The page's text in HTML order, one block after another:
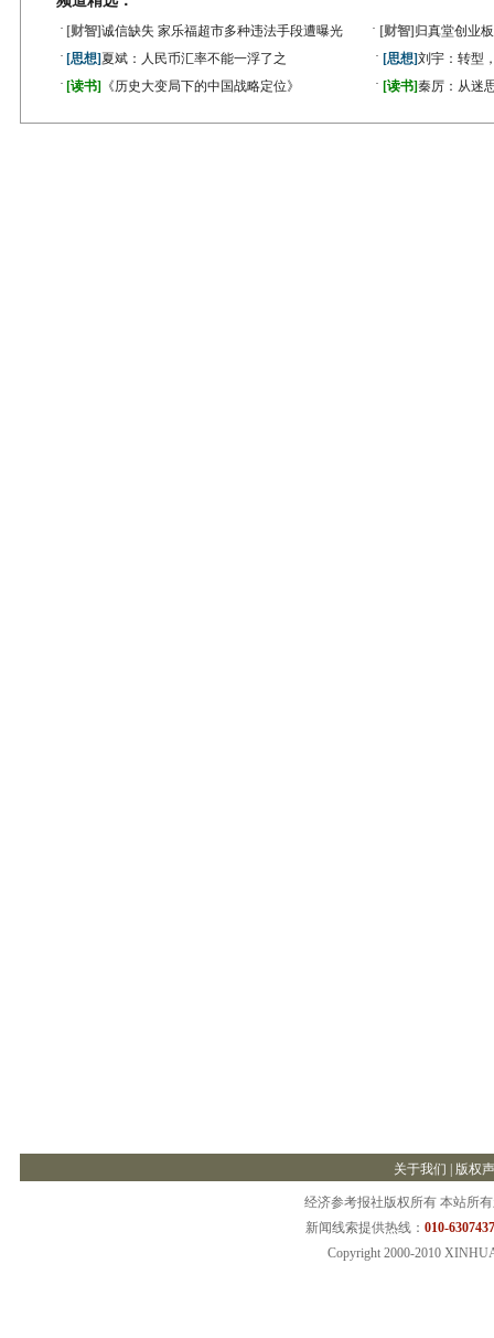
· [财智]诚信缺失 家乐福超市多种违法手段遭曝光 · [财智] 归真堂创业
· [思想]夏斌：人民币汇率不能一浮了之 · [思想]刘宇：转型
· [读书] 《历史大变局下的中国战略定位》 · [读书]秦厉：从迷
关于我们 版权
经济参考报社版权所有 本站所
新闻线索提供热线： 010-
Copyright 2000-2010